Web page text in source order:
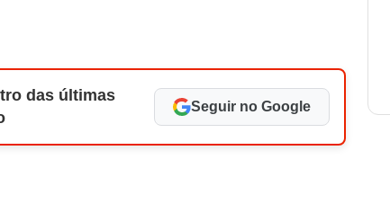
das últimas
Seguir no Google